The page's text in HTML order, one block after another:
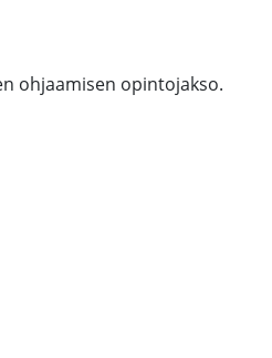
ohjaamisen opintojakso.